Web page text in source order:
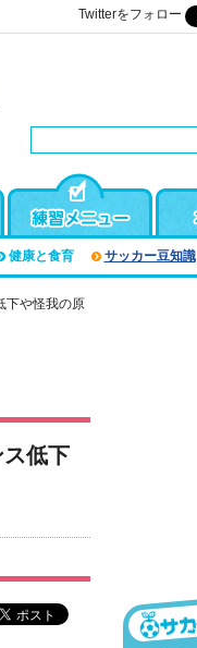
Twitterをフォロー
健康と食育 サッカー豆知識
下や怪我の原
低下